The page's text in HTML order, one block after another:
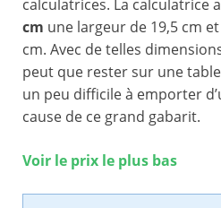
calculatrices. La calculatrice
cm une largeur de 19,5 cm
cm. Avec de telles
peut que rester sur une
un peu difficile à emporter
cause de ce grand gabarit.
Voir le prix le plus bas